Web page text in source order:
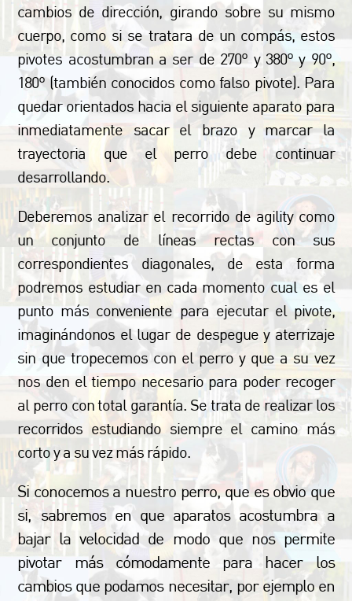
cambios de dirección, girando sobre su mismo
cuerpo, como si se tratara de un compás, estos
pivotes acostumbran a ser de 270º y 380º y 90º,
180º (también conocidos como falso pivote). Para
quedar orientados hacia el siguiente aparato para
inmediatamente sacar el brazo y marcar la
trayectoria que el perro debe continuar
desarrollando.
Deberemos analizar el recorrido de agility como
un conjunto de líneas rectas con sus
correspondientes diagonales, de esta forma
podremos estudiar en cada momento cual es el
punto más conveniente para ejecutar el pivote,
imaginándonos el lugar de despegue y aterrizaje
sin que tropecemos con el perro y que a su vez
nos den el tiempo necesario para poder recoger
al perro con total garantía. Se trata de realizar los
recorridos estudiando siempre el camino más
corto y a su vez más rápido.
Si conocemos a nuestro perro, que es obvio que
si, sabremos en que aparatos acostumbra a
bajar la velocidad de modo que nos permite
pivotar más cómodamente para hacer los
cambios que podamos necesitar, por ejemplo en